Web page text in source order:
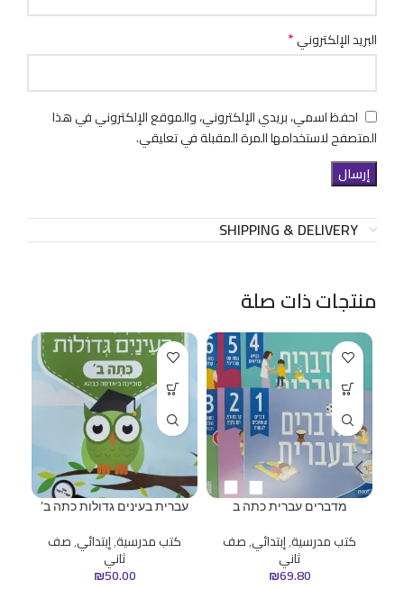
البريد الإلكتروني*
احفظ اسمي، بريدي الإلكتروني، والموقع الإلكتروني في هذا
المتصفح لاستخدامها المرة المقبلة في تعليقي.
SHIPPING & DELIVERY
منتجات ذات صلة
מדברים עברית כתה ב
كتب مدرسية,إبتدائي,صف
ثاني
₪69.80
עברית בעינים גדולות כתה ב’
كتب مدرسية,إبتدائي,صف
ثاني
₪50.00